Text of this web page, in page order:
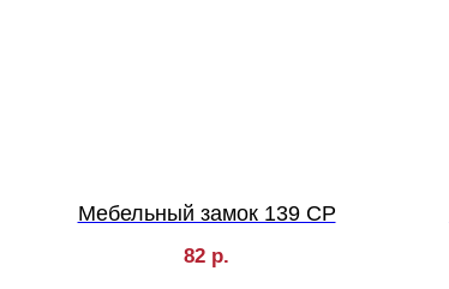
Мебельный замок 139 СP
82 р.